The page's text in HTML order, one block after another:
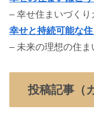
– 幸せ住まいづくり
幸せと持続可能な
– 未来の理想の住ま
投稿記事（